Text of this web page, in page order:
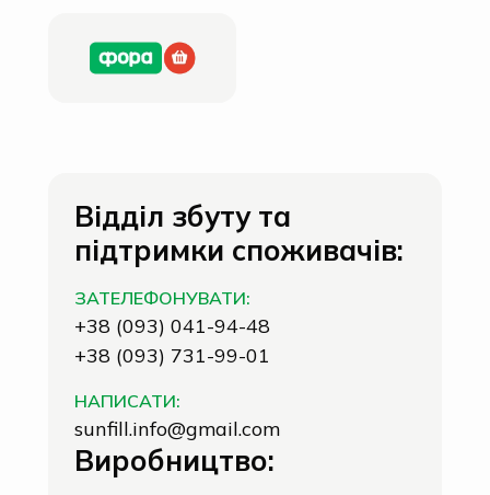
Відділ збуту та
підтримки споживачів:
ЗАТЕЛЕФОНУВАТИ:
+38 (093) 041-94-48
+38 (093) 731-99-01
НАПИСАТИ:
sunfill.info@gmail.com
Виробництво: